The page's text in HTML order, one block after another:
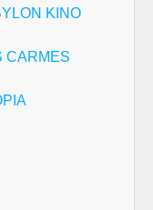
KINO
CARMES